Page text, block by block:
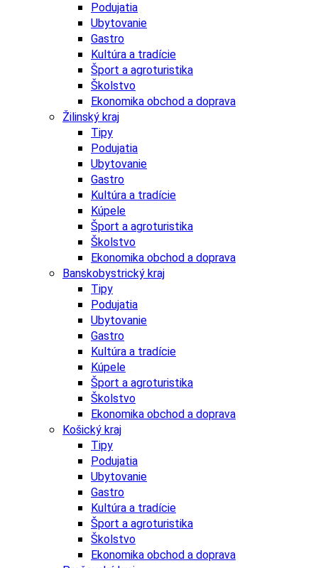
Podujatia
Ubytovanie
Gastro
Kultúra a tradície
Šport a agroturistika
Školstvo
Ekonomika obchod a doprava
Žilinský kraj
Tipy
Podujatia
Ubytovanie
Gastro
Kultúra a tradície
Kúpele
Šport a agroturistika
Školstvo
Ekonomika obchod a doprava
Banskobystrický kraj
Tipy
Podujatia
Ubytovanie
Gastro
Kultúra a tradície
Kúpele
Šport a agroturistika
Školstvo
Ekonomika obchod a doprava
Košický kraj
Tipy
Podujatia
Ubytovanie
Gastro
Kultúra a tradície
Šport a agroturistika
Školstvo
Ekonomika obchod a doprava